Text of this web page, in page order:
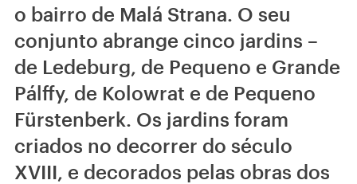
o bairro de Malá Strana. O seu
conjunto abrange cinco jardins –
de Ledeburg, de Pequeno e Grande
Pálffy, de Kolowrat e de Pequeno
Fürstenberk. Os jardins foram
criados no decorrer do século
XVIII, e decorados pelas obras dos